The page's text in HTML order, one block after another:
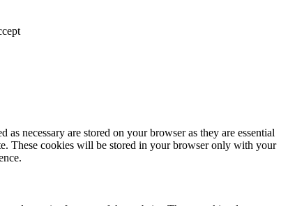
necessary are stored on your browser as they are essential
These cookies will be stored in your browser only with your